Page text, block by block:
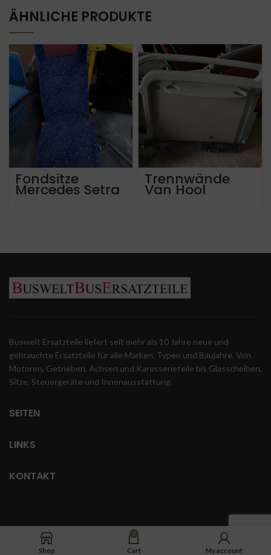
ÄHNLICHE PRODUKTE
Fondsitze
Mercedes Setra
alle Modelle ab
Trennwände
Van Hool
Astromega
Buswelt Ersatzteile liefert seit mehr als 10 Jahre neue und
gebrauchte Ersatzteile für alle Marken, Typen und Baujahre. Von
Motoren, Getrieben, Achsen und Karosserieteile bis Glasscheiben,
Sitze, Steuergeräte und Innenausstattung.
SEITEN
LINKS
KONTAKT
Shop
0
Cart My account